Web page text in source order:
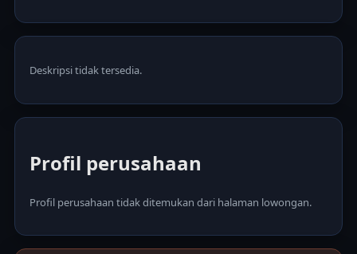
Deskripsi tidak tersedia.
Profil perusahaan
Profil perusahaan tidak ditemukan dari halaman lowongan.